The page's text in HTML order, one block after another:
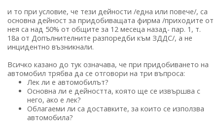
и то при условие, че тези дейности /една или повече/, са
основна дейност за придобиващата фирма /приходите от
нея са над 50% от общите за 12 месеца назад- пар. 1, т.
18а от Допълнителните разпоредби към ЗДДС/, а не
инцидентно възникнали.
Всичко казано до тук означава, че при придобиването на
автомобил трябва да се отговори на три въпроса:
Лек ли е автомобилът?
Основна ли е дейността, която ще се извършва с
него, ако е лек?
Облагаеми ли са доставките, за които се използва
автомобила?